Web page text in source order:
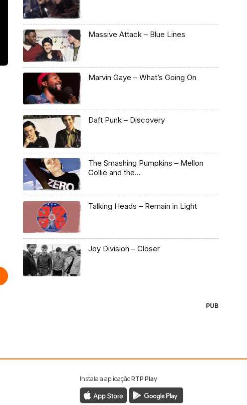
Massive Attack – Blue Lines
Marvin Gaye – What’s Going On
Daft Punk – Discovery
The Smashing Pumpkins – Mellon
Collie and the…
Talking Heads – Remain in Light
Joy Division – Closer
PUB
Instala a aplicaçãoRTP Play